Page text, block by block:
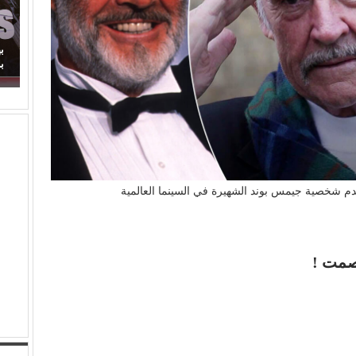
شخصية جيمس بوند الشهيرة في السينما العالمية
صمت !
اكتفينا
بهاء الدين يوسف يكتب: مسلسل (الويستيز).. دراما
برائحة الأب الروحي